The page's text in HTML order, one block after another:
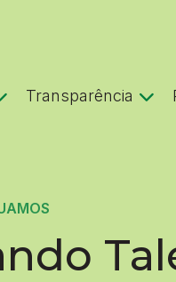
Transparência